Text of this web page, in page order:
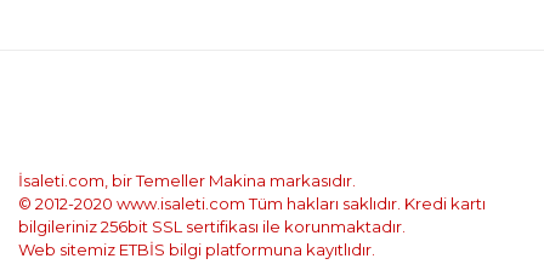
İsaleti.com, bir Temeller Makina markasıdır.
© 2012-2020 www.isaleti.com Tüm hakları saklıdır. Kredi kartı
bilgileriniz 256bit SSL sertifikası ile korunmaktadır.
Web sitemiz ETBİS bilgi platformuna kayıtlıdır.